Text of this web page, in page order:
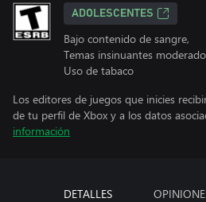
ADOLESCENTES
Bajo contenido de sangre,
Temas insinuantes
Uso de tabaco
Los editores de juegos que inicies
de tu perfil de Xbox y a los datos
información
DETALLES